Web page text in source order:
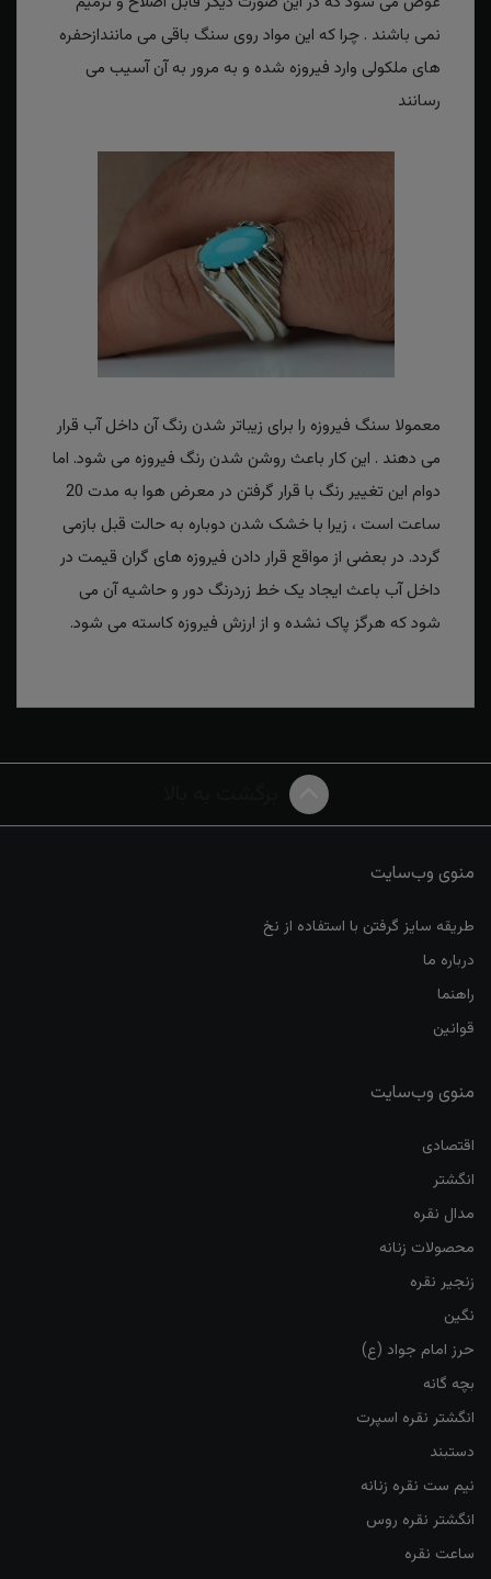
نمی باشند . چرا که این مواد روی سنگ باقی می مانندازحفره
های ملکولی وارد فیروزه شده و به مرور به آن آسیب می
رسانند
معمولا سنگ فیروزه را برای زیباتر شدن رنگ آن داخل آب قرار
می دهند . این کار باعث روشن شدن رنگ فیروزه می شود. اما
دوام این تغییر رنگ با قرار گرفتن در معرض هوا به مدت 20
ساعت است ، زیرا با خشک شدن دوباره به حالت قبل بازمی
گردد. در بعضی از مواقع قرار دادن فیروزه های گران قیمت در
داخل آب باعث ایجاد یک خط زردرنگ دور و حاشیه آن می
شود که هرگز پاک نشده و از ارزش فیروزه کاسته می شود.
منوی وب‌سایت
طریقه سایز گرفتن با استفاده از نخ
درباره ما
راهنما
قوانین
منوی وب‌سایت
اقتصادی
انگشتر
مدال نقره
محصولات زنانه
زنجیر نقره
نگین
حرز امام جواد (ع)
بچه گانه
انگشتر نقره اسپرت
دستبند
نیم ست نقره زنانه
انگشتر نقره روس
ساعت نقره